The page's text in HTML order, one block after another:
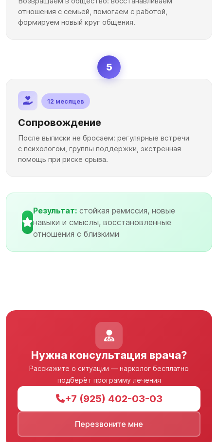
отношения с семьёй, помогаем с работой,
формируем новый круг общения.
5
12 месяцев
Сопровождение
После выписки не бросаем: регулярные встречи
с психологом, группы поддержки, экстренная
помощь при риске срыва.
Результат: стойкая ремиссия, новые
навыки и смыслы, восстановленные
отношения с близкими
Нужна консультация врача?
Расскажите о ситуации — нарколог бесплатно
подберёт программу лечения
+7 (925) 402-03-03
Перезвоните мне